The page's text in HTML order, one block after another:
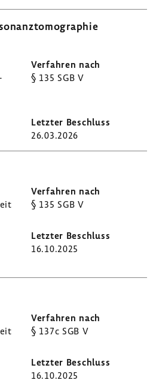
§ 135 SGB V
26.03.2026
§ 135 SGB V
16.10.2025
§ 137c SGB V
16.10.2025